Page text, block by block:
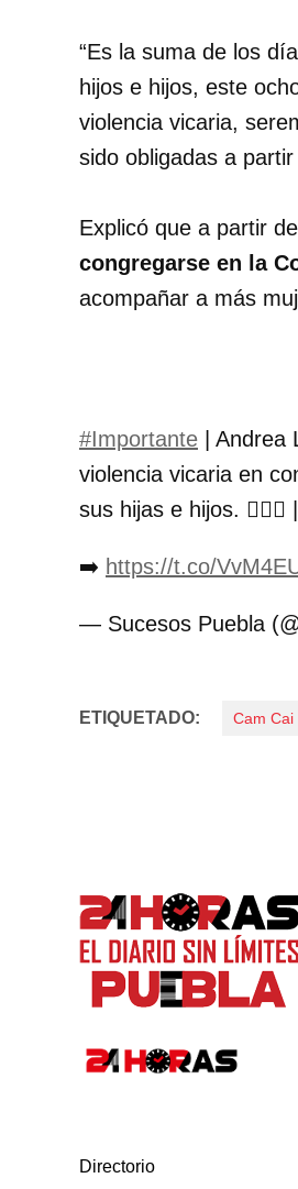
“Es la suma de los
hijos e hijos, este
violencia vicaria,
sido obligadas a
Explicó que a partir
congregarse en la
acompañar a más
#Importante | Andrea
violencia vicaria en
sus hijas e hijos. 🙍🏻‍♀️ |
➡️ https://t.co/
— Sucesos Puebla
ETIQUETADO: Cam Cai
Directorio